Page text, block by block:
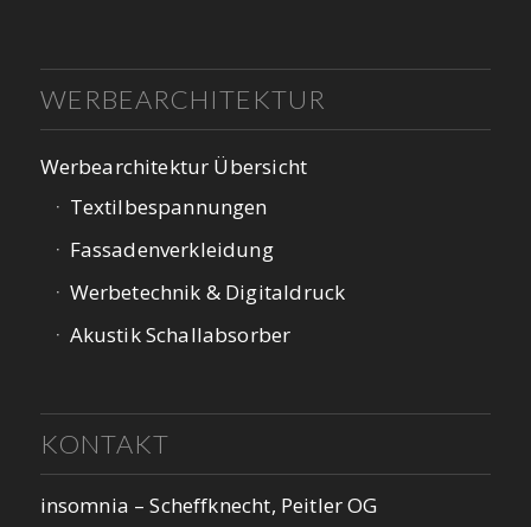
WERBEARCHITEKTUR
Werbearchitektur Übersicht
Textilbespannungen
Fassadenverkleidung
Werbetechnik & Digitaldruck
Akustik Schallabsorber
KONTAKT
insomnia – Scheffknecht, Peitler OG